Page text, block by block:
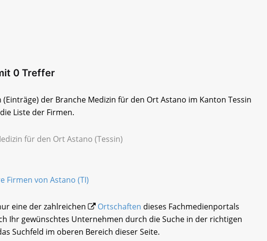
0 Treffer
(Einträge) der Branche Medizin für den Ort Astano im Kanton Tessin
Liste der Firmen.
für den Ort Astano (Tessin)
Firmen von Astano (TI)
eine der zahlreichen Ortschaften dieses Fachmedienportals
Ihr gewünschtes Unternehmen durch die Suche in der richtigen
Suchfeld im oberen Bereich dieser Seite.